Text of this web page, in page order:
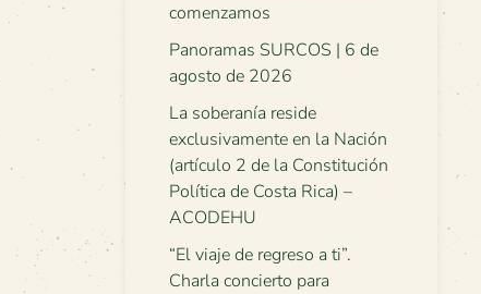
comenzamos
Panoramas SURCOS | 6 de
agosto de 2026
La soberanía reside
exclusivamente en la Nación
(artículo 2 de la Constitución
Política de Costa Rica) –
ACODEHU
“El viaje de regreso a ti”.
Charla concierto para